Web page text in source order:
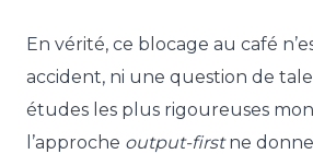
En vérité, ce blocage au café
accident, ni une question de
études les plus rigoureuses
l’approche output-firstne donne